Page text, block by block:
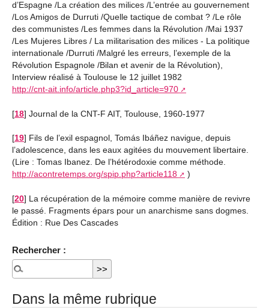
d’Espagne /La création des milices /L’entrée au gouvernement
/Los Amigos de Durruti /Quelle tactique de combat ? /Le rôle
des communistes /Les femmes dans la Révolution /Mai 1937
/Les Mujeres Libres / La militarisation des milices - La politique
internationale /Durruti /Malgré les erreurs, l’exemple de la
Révolution Espagnole /Bilan et avenir de la Révolution),
Interview réalisé à Toulouse le 12 juillet 1982
http://cnt-ait.info/article.php3?id_article=970
[18] Journal de la CNT-F AIT, Toulouse, 1960-1977
[19] Fils de l’exil espagnol, Tomás Ibáñez navigue, depuis
l’adolescence, dans les eaux agitées du mouvement libertaire.
(Lire : Tomas Ibanez. De l’hétérodoxie comme méthode.
http://acontretemps.org/spip.php?article118
)
[20] La récupération de la mémoire comme manière de revivre
le passé. Fragments épars pour un anarchisme sans dogmes.
Édition : Rue Des Cascades
Rechercher :
Dans la même rubrique